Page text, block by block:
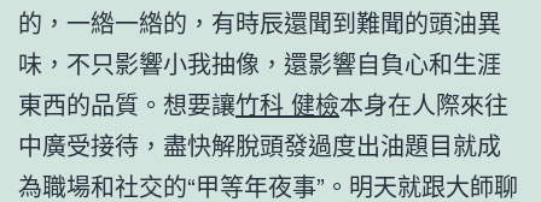
的，一綹一綹的，有時辰還聞到難聞的頭油異
味，不只影響小我抽像，還影響自負心和生涯
東西的品質。想要讓竹科 健檢本身在人際來往
中廣受接待，盡快解脫頭發過度出油題目就成
為職場和社交的“甲等年夜事”。明天就跟大師聊